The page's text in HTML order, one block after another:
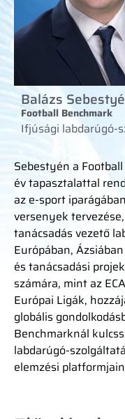
Balázs
Football Benchmark
Ifjúsági labdarúgó-
Sebestyén a
év tapasztalattal
az e-sport
versenyek
tanácsadás vezető
Európában,
és tanácsadási
számára, mint az
Európai Ligák,
globális
Benchmarknál
labdarúgó-
elemzési